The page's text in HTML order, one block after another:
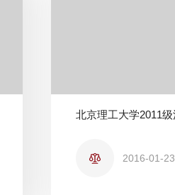
2016-01-23